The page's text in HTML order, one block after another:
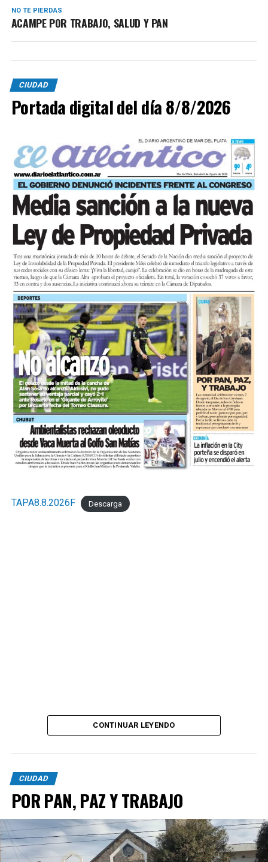
NO TE PIERDAS
ACAMPE POR TRABAJO, SALUD Y PAN
CIUDAD
Portada digital del día 8/8/2026
TAPA8.8.2026F Descarga
CONTINUAR LEYENDO
CIUDAD
POR PAN, PAZ Y TRABAJO